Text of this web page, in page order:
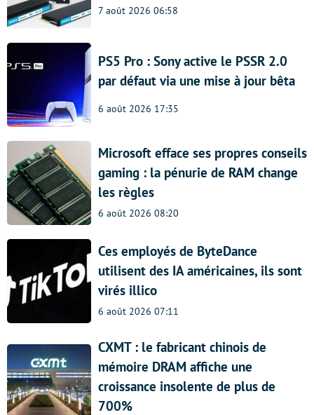
7 août 2026 06:58
PS5 Pro : Sony active le PSSR 2.0
par défaut via une mise à jour bêta
6 août 2026 17:35
Microsoft efface ses propres conseils
gaming : la pénurie de RAM change
les règles
6 août 2026 08:20
Ces employés de ByteDance
utilisent des IA américaines, ils sont
virés illico
6 août 2026 07:11
CXMT : le fabricant chinois de
mémoire DRAM affiche une
croissance insolente de plus de
700%